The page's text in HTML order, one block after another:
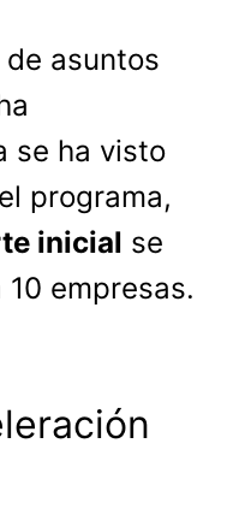
asuntos
se ha visto
programa,
inicial se
empresas.